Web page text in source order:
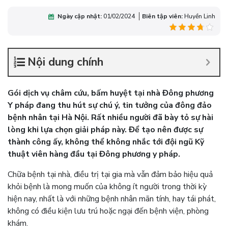
Ngày cập nhật:01/02/2024 Biên tập viên:Huyền Linh
Nội dung chính
Gói dịch vụ châm cứu, bấm huyệt tại nhà Đông phương
Y pháp đang thu hút sự chú ý, tin tưởng của đông đảo
bệnh nhân tại Hà Nội. Rất nhiều người đã bày tỏ sự hài
lòng khi lựa chọn giải pháp này. Để tạo nên được sự
thành công ấy, không thể không nhắc tới đội ngũ Kỹ
thuật viên hàng đầu tại Đông phương y pháp.
Chữa bệnh tại nhà, điều trị tại gia mà vẫn đảm bảo hiệu quả
khỏi bệnh là mong muốn của không ít người trong thời kỳ
hiện nay, nhất là với những bệnh nhân mãn tính, hay tái phát,
không có điều kiện lưu trú hoặc ngại đến bệnh viện, phòng
khám.